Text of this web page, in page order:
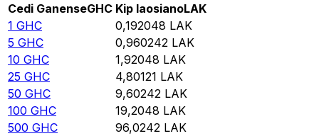
Cedi GanenseGHC Kip laosianoLAK
1 GHC 0,192048 LAK
5 GHC 0,960242 LAK
10 GHC 1,92048 LAK
25 GHC 4,80121 LAK
50 GHC 9,60242 LAK
100 GHC 19,2048 LAK
500 GHC 96,0242 LAK